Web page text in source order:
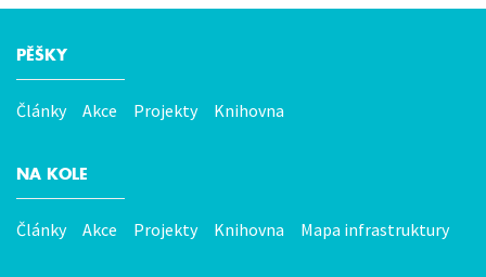
Hlavní
menu
PĚŠKY
Články Akce Projekty Knihovna
NA KOLE
Články Akce Projekty Knihovna Mapa infrastruktury